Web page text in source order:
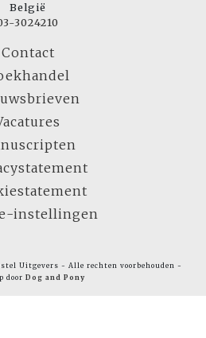
België
3024210
Contact
instellingen
Uitgevers - Alle rechten voorbehouden -
door Dog and Pony